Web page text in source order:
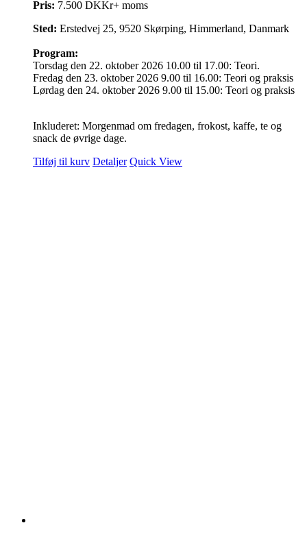
Pris: 7.500 DKKr+ moms
Sted: Erstedvej 25, 9520 Skørping, Himmerland, Danmark
Program:
Torsdag den 22. oktober 2026 10.00 til 17.00: Teori.
Fredag den 23. oktober 2026 9.00 til 16.00: Teori og praksis
Lørdag den 24. oktober 2026 9.00 til 15.00: Teori og praksis
Inkluderet: Morgenmad om fredagen, frokost, kaffe, te og
snack de øvrige dage.
Tilføj til kurv Detaljer Quick View